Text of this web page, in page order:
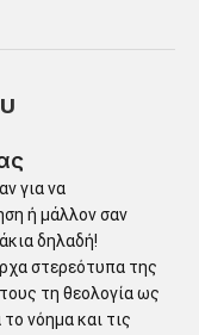
για να
ή μάλλον σαν
δηλαδή!
στερεότυπα της
τη θεολογία ως
νόημα και τις